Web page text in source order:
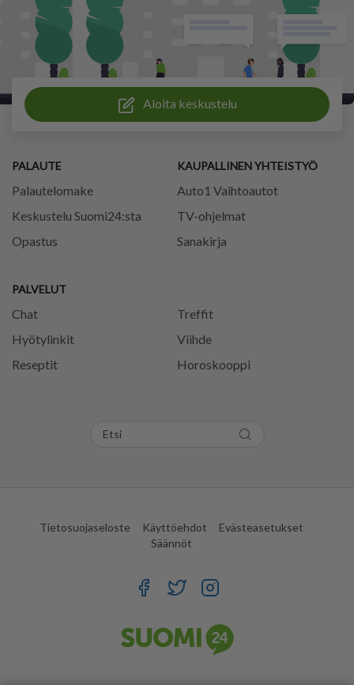
Aloita keskustelu
PALAUTE
Palautelomake
Keskustelu Suomi24:sta
Opastus
PALVELUT
Chat
Treffit
Hyötylinkit
Viihde
Reseptit
Horoskooppi
KAUPALLINEN YHTEISTYÖ
Auto1 Vaihtoautot
TV-ohjelmat
Sanakirja
Tietosuojaseloste Käyttöehdot
Evästeasetukset
Säännöt